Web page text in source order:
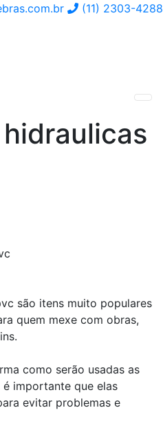
(11) 2303-4288
são itens muito populares
quem mexe com obras,
como serão usadas as
importante que elas
evitar problemas e